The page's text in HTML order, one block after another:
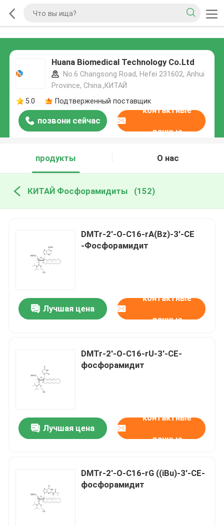
Huana Biomedical Technology Co.Ltd
No.6 Changsong Road, Hefei 231602, Anhui
Province, China.,КИТАЙ
5.0
Подтверженный поставщик
позвони сейчас
контактные
данные
продукты О нас
КИТАЙ Фосфорамидиты (152)
DMTr-2'-O-C16-rA(Bz)-3'-CE
-Фосфорамидит
Лучшая цена
контактные
данные
DMTr-2'-O-C16-rU-3'-CE-
фосфорамидит
Лучшая цена
контактные
данные
DMTr-2'-O-C16-rG ((iBu)-3'-CE-
фосфорамидит